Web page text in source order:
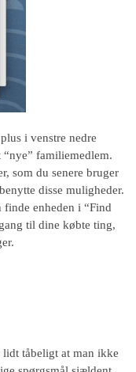
i venstre nedre
familiemedlem.
som du senere bruger
disse muligheder.
enheden i “Find
til dine købte ting,
tåbeligt at man ikke